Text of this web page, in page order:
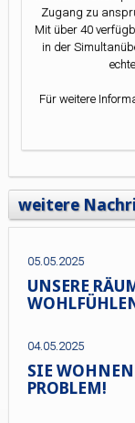
Zugang zu
Mit über 40
in der
Für weitere
weitere
05.05.2025
UNSERE
04.05.2025
SIE
PROBLEM!